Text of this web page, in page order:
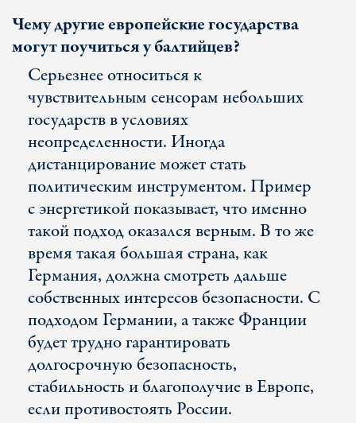
Чему другие европейские государства
могут поучиться у балтийцев?
Серьезнее относиться к
чувствительным сенсорам небольших
государств в условиях
неопределенности. Иногда
дистанцирование может стать
политическим инструментом. Пример
с энергетикой показывает, что именно
такой подход оказался верным. В то же
время такая большая страна, как
Германия, должна смотреть дальше
собственных интересов безопасности. С
подходом Германии, а также Франции
будет трудно гарантировать
долгосрочную безопасность,
стабильность и благополучие в Европе,
если противостоять России.